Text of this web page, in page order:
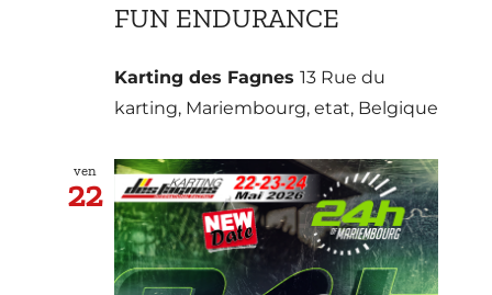
FUN ENDURANCE
Karting des Fagnes 13 Rue du
karting, Mariembourg, etat, Belgique
ven
22